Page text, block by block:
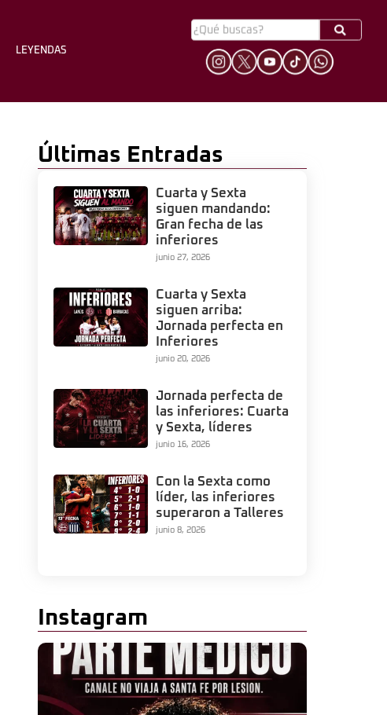
HINCHADA
LEYENDAS
Últimas Entradas
Cuarta y Sexta
siguen mandando:
Gran fecha de las
inferiores
junio 27, 2026
Cuarta y Sexta
siguen arriba:
Jornada perfecta en
Inferiores
junio 20, 2026
Jornada perfecta de
las inferiores: Cuarta
y Sexta, líderes
junio 16, 2026
Con la Sexta como
líder, las inferiores
superaron a Talleres
junio 8, 2026
Instagram